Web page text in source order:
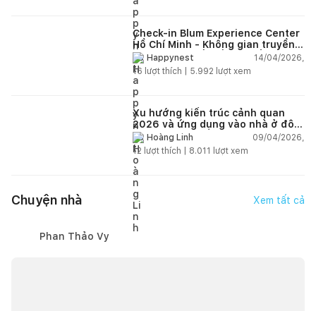
Check-in Blum Experience Center
Hồ Chí Minh - Không gian truyền
cảm hứng thiết kế nội thất
Happynest
14/04/2026,
16 lượt thích | 5.992 lượt xem
Xu hướng kiến trúc cảnh quan
2026 và ứng dụng vào nhà ở đô
thị hiện đại
Hoàng Linh
09/04/2026,
12 lượt thích | 8.011 lượt xem
Chuyện nhà Xem tất cả
Phan Thảo Vy